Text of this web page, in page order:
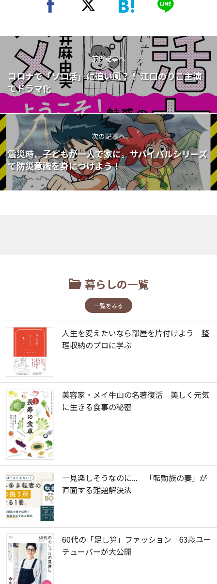
前の記事へ
コロナで「ソロ活」に追い風？！ 江口のりこ主演
でドラマ化
次の記事へ
震災時、子どもが一人で家に。サバイバルシリーズ
で防災意識を身につけよう！
暮らしの一覧
一覧をみる
人生を変えたいなら部屋を片付けよう 整
理収納のプロに学ぶ
美容家・メイ牛山の名著復活 美しく元気
に生きる食事の秘密
一見楽しそうなのに... 「転勤族の妻」が
直面する難題解決法
60代の「足し算」ファッション 63歳ユー
チューバーが大公開